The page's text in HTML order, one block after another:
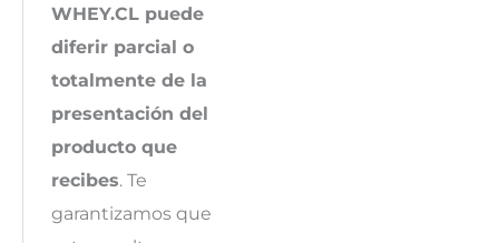
WHEY.CL puede
diferir parcial o
totalmente de la
presentación del
producto que
recibes. Te
garantizamos que